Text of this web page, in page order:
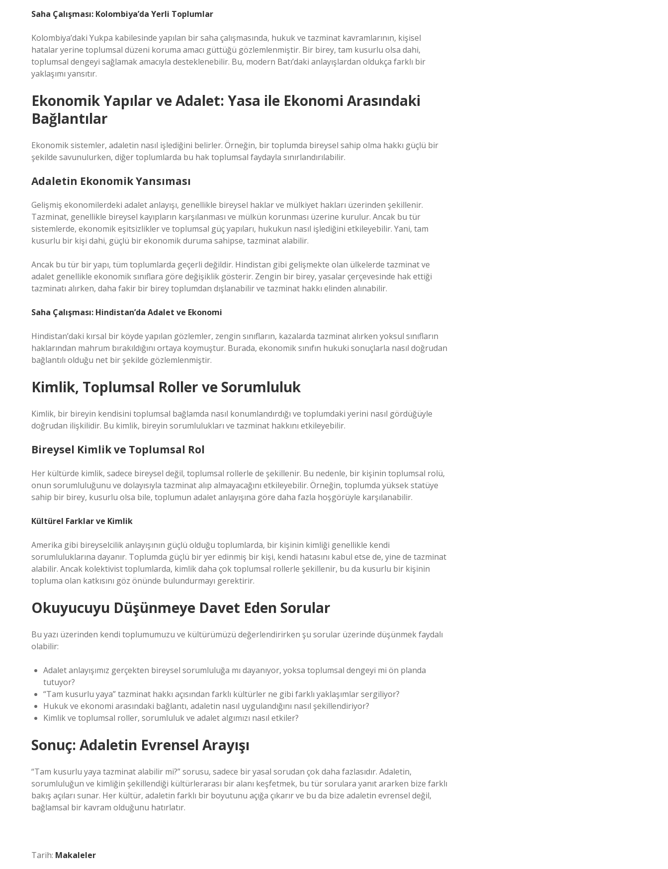
Saha Çalışması: Kolombiya’da Yerli Toplumlar
Kolombiya’daki Yukpa kabilesinde yapılan bir saha çalışmasında, hukuk ve tazminat kavramlarının, kişisel
hatalar yerine toplumsal düzeni koruma amacı güttüğü gözlemlenmiştir. Bir birey, tam kusurlu olsa dahi,
toplumsal dengeyi sağlamak amacıyla desteklenebilir. Bu, modern Batı’daki anlayışlardan oldukça farklı bir
yaklaşımı yansıtır.
Ekonomik Yapılar ve Adalet: Yasa ile Ekonomi Arasındaki
Bağlantılar
Ekonomik sistemler, adaletin nasıl işlediğini belirler. Örneğin, bir toplumda bireysel sahip olma hakkı güçlü bir
şekilde savunulurken, diğer toplumlarda bu hak toplumsal faydayla sınırlandırılabilir.
Adaletin Ekonomik Yansıması
Gelişmiş ekonomilerdeki adalet anlayışı, genellikle bireysel haklar ve mülkiyet hakları üzerinden şekillenir.
Tazminat, genellikle bireysel kayıpların karşılanması ve mülkün korunması üzerine kurulur. Ancak bu tür
sistemlerde, ekonomik eşitsizlikler ve toplumsal güç yapıları, hukukun nasıl işlediğini etkileyebilir. Yani, tam
kusurlu bir kişi dahi, güçlü bir ekonomik duruma sahipse, tazminat alabilir.
Ancak bu tür bir yapı, tüm toplumlarda geçerli değildir. Hindistan gibi gelişmekte olan ülkelerde tazminat ve
adalet genellikle ekonomik sınıflara göre değişiklik gösterir. Zengin bir birey, yasalar çerçevesinde hak ettiği
tazminatı alırken, daha fakir bir birey toplumdan dışlanabilir ve tazminat hakkı elinden alınabilir.
Saha Çalışması: Hindistan’da Adalet ve Ekonomi
Hindistan’daki kırsal bir köyde yapılan gözlemler, zengin sınıfların, kazalarda tazminat alırken yoksul sınıfların
haklarından mahrum bırakıldığını ortaya koymuştur. Burada, ekonomik sınıfın hukuki sonuçlarla nasıl doğrudan
bağlantılı olduğu net bir şekilde gözlemlenmiştir.
Kimlik, Toplumsal Roller ve Sorumluluk
Kimlik, bir bireyin kendisini toplumsal bağlamda nasıl konumlandırdığı ve toplumdaki yerini nasıl gördüğüyle
doğrudan ilişkilidir. Bu kimlik, bireyin sorumlulukları ve tazminat hakkını etkileyebilir.
Bireysel Kimlik ve Toplumsal Rol
Her kültürde kimlik, sadece bireysel değil, toplumsal rollerle de şekillenir. Bu nedenle, bir kişinin toplumsal rolü,
onun sorumluluğunu ve dolayısıyla tazminat alıp almayacağını etkileyebilir. Örneğin, toplumda yüksek statüye
sahip bir birey, kusurlu olsa bile, toplumun adalet anlayışına göre daha fazla hoşgörüyle karşılanabilir.
Kültürel Farklar ve Kimlik
Amerika gibi bireyselcilik anlayışının güçlü olduğu toplumlarda, bir kişinin kimliği genellikle kendi
sorumluluklarına dayanır. Toplumda güçlü bir yer edinmiş bir kişi, kendi hatasını kabul etse de, yine de tazminat
alabilir. Ancak kolektivist toplumlarda, kimlik daha çok toplumsal rollerle şekillenir, bu da kusurlu bir kişinin
topluma olan katkısını göz önünde bulundurmayı gerektirir.
Okuyucuyu Düşünmeye Davet Eden Sorular
Bu yazı üzerinden kendi toplumumuzu ve kültürümüzü değerlendirirken şu sorular üzerinde düşünmek faydalı
olabilir:
Adalet anlayışımız gerçekten bireysel sorumluluğa mı dayanıyor, yoksa toplumsal dengeyi mi ön planda
tutuyor?
“Tam kusurlu yaya” tazminat hakkı açısından farklı kültürler ne gibi farklı yaklaşımlar sergiliyor?
Hukuk ve ekonomi arasındaki bağlantı, adaletin nasıl uygulandığını nasıl şekillendiriyor?
Kimlik ve toplumsal roller, sorumluluk ve adalet algımızı nasıl etkiler?
Sonuç: Adaletin Evrensel Arayışı
“Tam kusurlu yaya tazminat alabilir mi?” sorusu, sadece bir yasal sorudan çok daha fazlasıdır. Adaletin,
sorumluluğun ve kimliğin şekillendiği kültürlerarası bir alanı keşfetmek, bu tür sorulara yanıt ararken bize farklı
bakış açıları sunar. Her kültür, adaletin farklı bir boyutunu açığa çıkarır ve bu da bize adaletin evrensel değil,
bağlamsal bir kavram olduğunu hatırlatır.
Tarih: Makaleler